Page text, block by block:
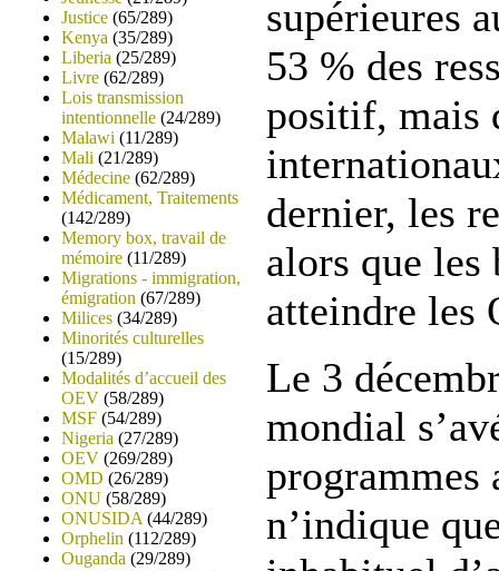
Justice (65/289)
Kenya (35/289)
Liberia (25/289)
Livre (62/289)
Lois transmission
intentionnelle (24/289)
Malawi (11/289)
Mali (21/289)
Médecine (62/289)
Médicament, Traitements
(142/289)
Memory box, travail de
mémoire (11/289)
Migrations - immigration,
émigration (67/289)
Milices (34/289)
Minorités culturelles
(15/289)
Modalités d’accueil des
OEV (58/289)
MSF (54/289)
Nigeria (27/289)
OEV (269/289)
OMD (26/289)
ONU (58/289)
ONUSIDA (44/289)
Orphelin (112/289)
Ouganda (29/289)
supérieures
53 % des
positif, mais
dernier, les
alors que les
atteindre les
Le 3
mondial
n’indique